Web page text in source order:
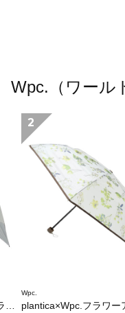
Wpc.（ワール
2
Wpc.
plantica×Wpc.フラワーアンブレラプラスティック